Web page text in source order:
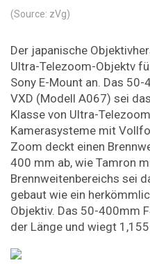
(Source: zVg)
Der japanische
Ultra-Telezoom-Objektv
Sony E-Mount an. Das
VXD (Modell A067) sei
Klasse von Ultra-
Kamerasysteme mit
Zoom deckt einen
400 mm ab, wie Tamron
Brennweitenbereichs sei
gebaut wie ein
Objektiv. Das 50-400mm
der Länge und wiegt